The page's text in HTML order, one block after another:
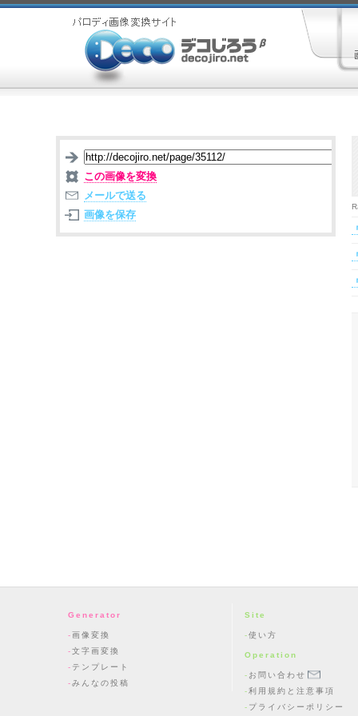
この画像を変換
メールで送る
画像を保存
Generator
画像変換
文字画変換
テンプレート
みんなの投稿
Site
使い方
Operation
お問い合わせ
利用規約と注意事項
プライバシーポリシー